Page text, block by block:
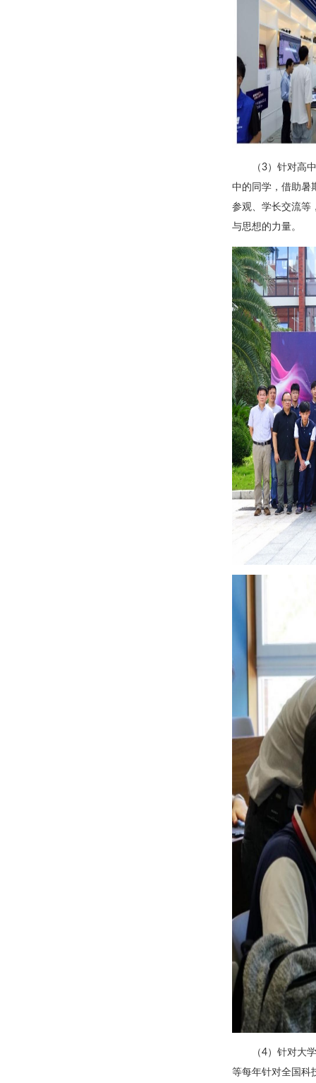
（3）针对高
中的同学，借助暑
参观、学长交流等
与思想的力量。
（4）针对大
等每年针对全国科